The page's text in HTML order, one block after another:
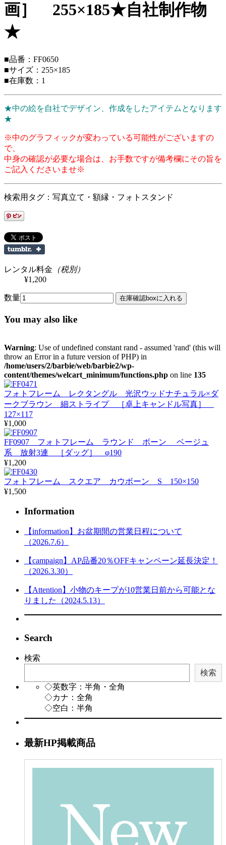
画］ 255×185★自社制作物
★
■品番：FF0650
■サイズ：255×185
■在庫数：1
★中の絵を自社でデザイン、作成をしたアイテムとなります
★
※中のグラフィックが変わっている可能性がございますの
で、
中身の確認が必要な場合は、お手数ですが備考欄にその旨を
ご記入くださいませ※
検索用タグ：写真立て・額縁・フォトスタンド
レンタル料金 （税別）
¥1,200
数量
You may also like
Warning: Use of undefined constant rand - assumed 'rand' (this will
throw an Error in a future version of PHP) in
/home/users/2/barbie/web/barbie2/wp-
content/themes/welcart_minimum/functions.php on line 135
フォトフレーム レクタングル 光沢ウッドナチュラル×ダ
ークブラウン 細ストライプ ［卓上キャンドル写真］
127×117
¥1,000
FF0907 フォトフレーム ラウンド ボーン ベージュ
系 放射3連 ［ダッグ］ φ190
¥1,200
フォトフレーム スクエア カウボーン S 150×150
¥1,500
Information
【information】お盆期間の営業日程について
（2026.7.6）
【campaign】AP品番20％OFFキャンペーン延長決定！
（2026.3.30）
【Attention】小物のキープが10営業日前から可能とな
りました（2024.5.13）
Search
検索
検索
◇英数字：半角・全角
◇カナ：全角
◇空白：半角
最新HP掲載商品